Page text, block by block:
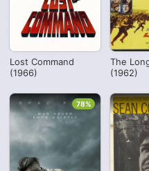
Lost Command
(1966)
The
(1962)
78%